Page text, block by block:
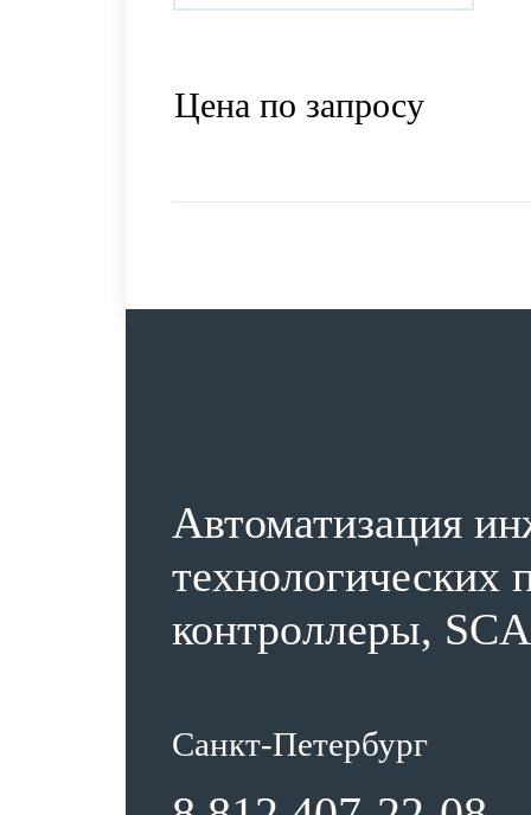
Цена по запросу
Автоматизация
технологических
контроллеры,
Санкт-Петербург